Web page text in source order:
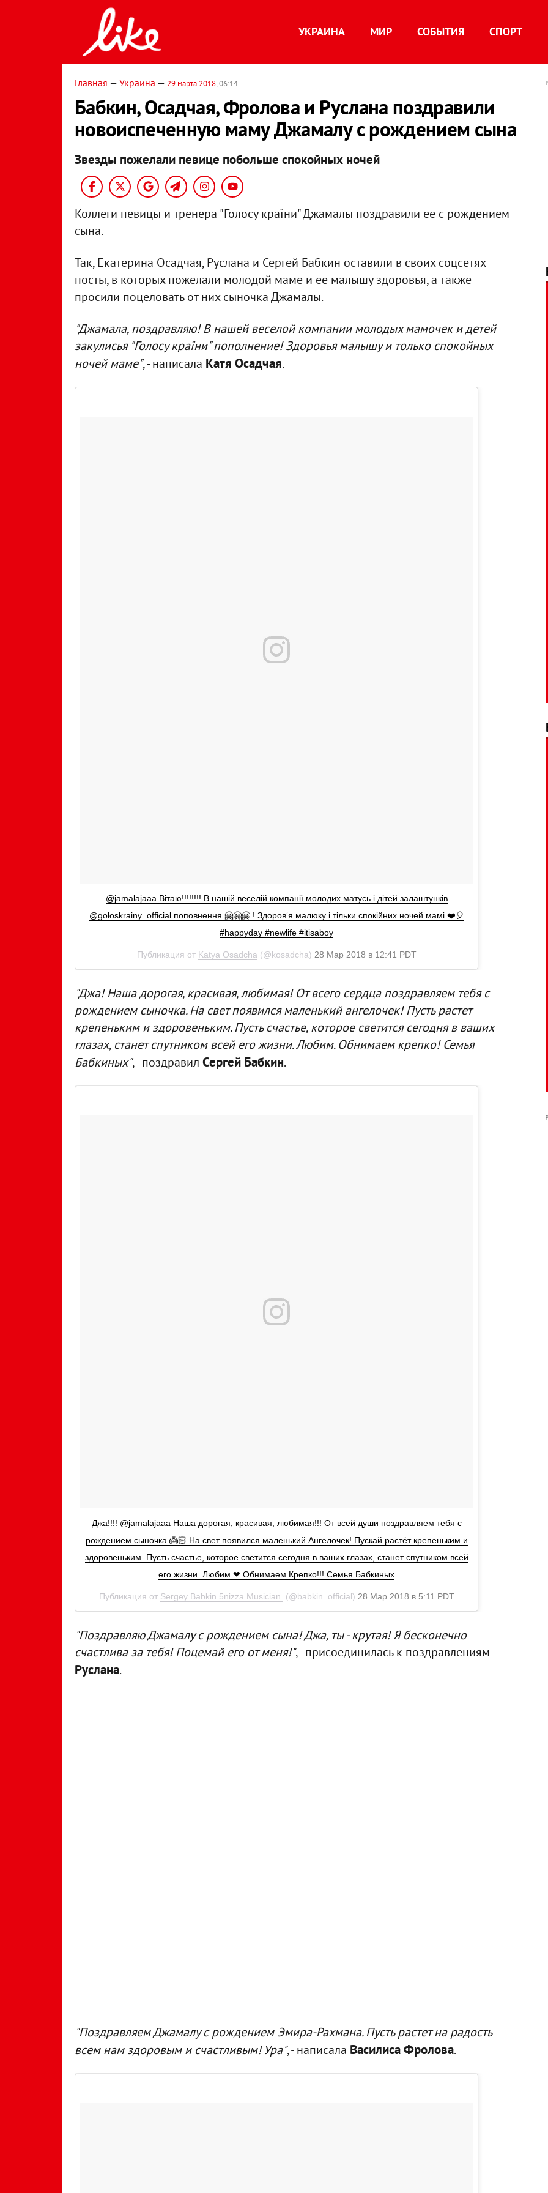
УКРАИНА МИР СОБЫТИЯ СПОРТ
Главная — Украина — 29 марта 2018, 06:14
Бабкин, Осадчая, Фролова и Руслана поздравили
новоиспеченную маму Джамалу с рождением сына
Звезды пожелали певице побольше спокойных ночей
Коллеги певицы и тренера "Голосу країни" Джамалы поздравили ее с рождением
сына.
Так, Екатерина Осадчая, Руслана и Сергей Бабкин оставили в своих соцсетях
посты, в которых пожелали молодой маме и ее малышу здоровья, а также
просили поцеловать от них сыночка Джамалы.
"Джамала, поздравляю! В нашей веселой компании молодых мамочек и детей
закулисья "Голосу країни" пополнение! Здоровья малышу и только спокойных
ночей маме", - написала Катя Осадчая.
@jamalajaaa Вітаю!!!!!!!! В нашій веселій компанії молодих матусь і дітей залаштунків
@goloskrainy_official поповнення 🤗🤗🤗 ! Здоров‘я малюку і тільки спокійних ночей мамі ❤️🎈
#happyday #newlife #itisaboy
Публикация от Katya Osadcha(@kosadcha) 28 Мар 2018 в 12:41 PDT
"Джа! Наша дорогая, красивая, любимая! От всего сердца поздравляем тебя с
рождением сыночка. На свет появился маленький ангелочек! Пусть растет
крепеньким и здоровеньким. Пусть счастье, которое светится сегодня в ваших
глазах, станет спутником всей его жизни. Любим. Обнимаем крепко! Семья
Бабкиных", - поздравил Сергей Бабкин.
Джа!!!! @jamalajaaa Наша дорогая, красивая, любимая!!! От всей души поздравляем тебя с
рождением сыночка 👼🏻 На свет появился маленький Ангелочек! Пускай растёт крепеньким и
здоровеньким. Пусть счастье, которое светится сегодня в ваших глазах, станет спутником всей
его жизни. Любим ❤ Обнимаем Крепко!!! Семья Бабкиных
Публикация от Sergey Babkin.5nizza.Musician. (@babkin_official) 28 Мар 2018 в 5:11 PDT
"Поздравляю Джамалу с рождением сына! Джа, ты - крутая! Я бесконечно
счастлива за тебя! Поцемай его от меня!", - присоединилась к поздравлениям
Руслана.
"Поздравляем Джамалу с рождением Эмира-Рахмана. Пусть растет на радость
всем нам здоровым и счастливым! Ура", - написала Василиса Фролова.